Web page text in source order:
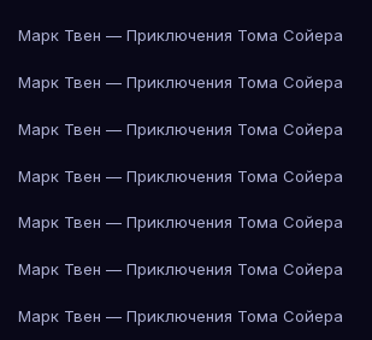
Марк Твен — Приключения Тома Сойера
Марк Твен — Приключения Тома Сойера
Марк Твен — Приключения Тома Сойера
Марк Твен — Приключения Тома Сойера
Марк Твен — Приключения Тома Сойера
Марк Твен — Приключения Тома Сойера
Марк Твен — Приключения Тома Сойера